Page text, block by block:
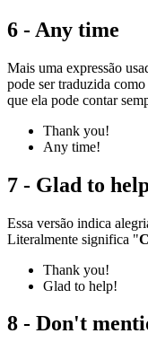
6 - Any time
Mais uma expressão
pode ser traduzida
que ela pode contar
Thank you!
Any time!
7 - Glad to
Essa versão indica
Literalmente significa "
Thank you!
Glad to help!
8 - Don't